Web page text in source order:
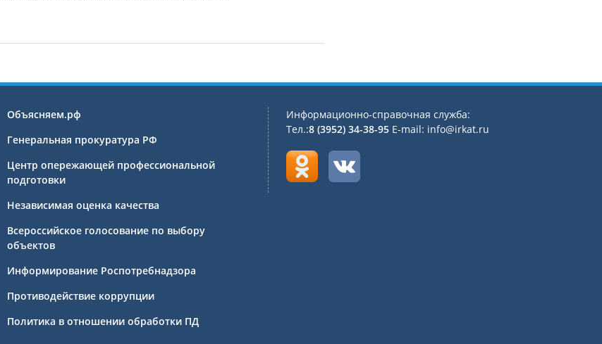
Объясняем.рф
Генеральная прокуратура РФ
Центр опережающей профессиональной
подготовки
Независимая оценка качества
Всероссийское голосование по выбору
объектов
Информирование Роспотребнадзора
Противодействие коррупции
Политика в отношении обработки ПД
Информационно-справочная служба:
Тел.:8 (3952) 34-38-95 E-mail: info@irkat.ru